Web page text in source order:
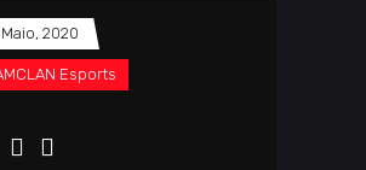
2020
Esports